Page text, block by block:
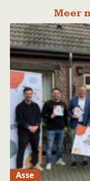
Meer
Asse